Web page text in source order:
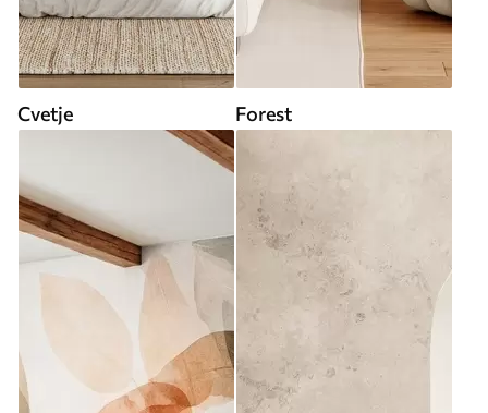
Cvetje Forest